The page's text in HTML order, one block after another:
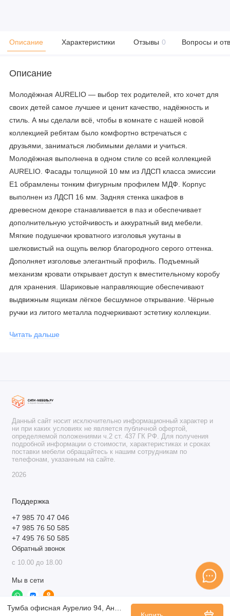
Описание Характеристики Отзывы 0 Вопросы и
Описание
Молодёжная AURELIO — выбор тех родителей, кто хочет для
своих детей самое лучшее и ценит качество, надёжность и
стиль. А мы сделали всё, чтобы в комнате с нашей новой
коллекцией ребятам было комфортно встречаться с
друзьями, заниматься любимыми делами и учиться.
Молодёжная выполнена в одном стиле со всей коллекцией
AURELIO. Фасады толщиной 10 мм из ЛДСП класса эмиссии
Е1 обрамлены тонким фигурным профилем МДФ. Корпус
выполнен из ЛДСП 16 мм. Задняя стенка шкафов в
древесном декоре станавливается в паз и обеспечивает
дополнительную устойчивость и аккуратный вид мебели.
Мягкие подушечки кроватного изголовья укутаны в
шелковистый на ощупь велюр благородного серого оттенка.
Дополняет изголовье элегантный профиль. Подъемный
механизм кровати открывает доступ к вместительному коробу
для хранения. Шариковые направляющие обеспечивают
выдвижным ящикам лёгкое бесшумное открывание. Чёрные
ручки из литого металла подчеркивают эстетику коллекции.
Читать дальше
Данный сайт носит исключительно информационный характер и
ни при каких условиях не является публичной офертой,
определяемой положениями ч.2 ст. 437 ГК РФ. Для получения
подробной информации о стоимости, характеристиках и сроках
поставки мебели обращайтесь к нашим сотрудникам по
телефонам, указанным на сайте.
2026
Поддержка
+7 985 70 47 046
+7 985 76 50 585
+7 495 76 50 585
Обратный звонок
с 10.00 до 18.00
Мы в сети